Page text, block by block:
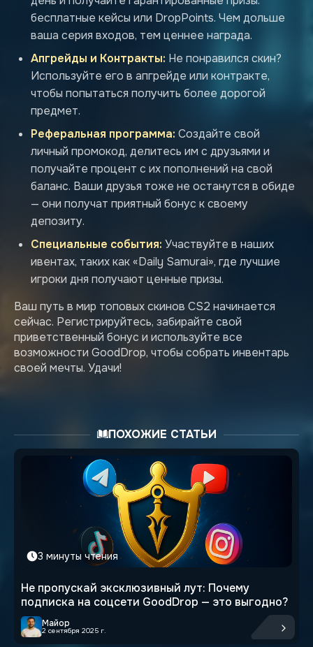
бесплатные кейсы или DropPoints. Чем дольше
ваша серия входов, тем ценнее награда.
Апгрейды и Контракты: Не понравился скин?
Используйте его в апгрейде или контракте,
чтобы попытаться получить более дорогой
предмет.
Реферальная программа: Создайте свой
личный промокод, делитесь им с друзьями и
получайте процент с их пополнений на свой
баланс. Ваши друзья тоже не останутся в обиде
— они получат приятный бонус к своему
депозиту.
Специальные события: Участвуйте в наших
ивентах, таких как «Daily Samurai», где лучшие
игроки дня получают ценные призы.
Ваш путь в мир топовых скинов CS2 начинается
сейчас. Регистрируйтесь, забирайте свой
приветственный бонус и используйте все
возможности GoodDrop, чтобы собрать инвентарь
своей мечты. Удачи!
ПОХОЖИЕ СТАТЬИ
3 минуты чтения
Майор
2 сентября 2025 г.
Не пропускай эксклюзивный лут: Почему
подписка на соцсети GoodDrop — это выгодно?